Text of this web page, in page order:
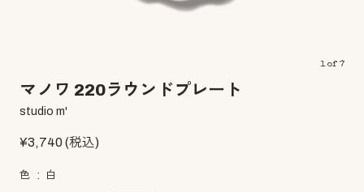
1of 7
マノワ 220ラウンドプレート
studio m'
¥3,740(税込)
色 白